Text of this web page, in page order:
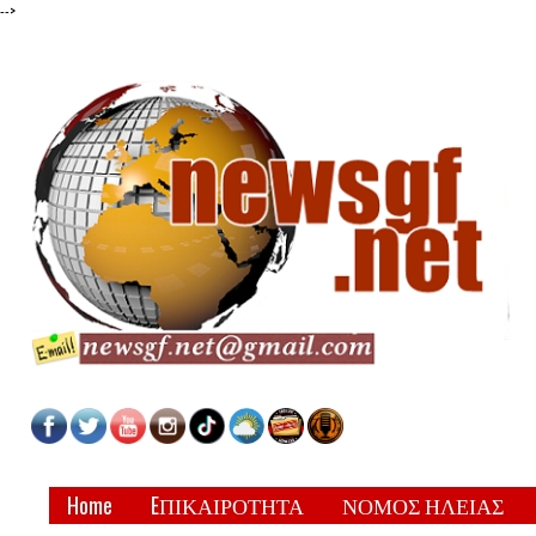
-->
Home EΠΙΚΑΙΡΟΤΗΤΑ ΝΟΜΟΣ ΗΛΕΙΑΣ